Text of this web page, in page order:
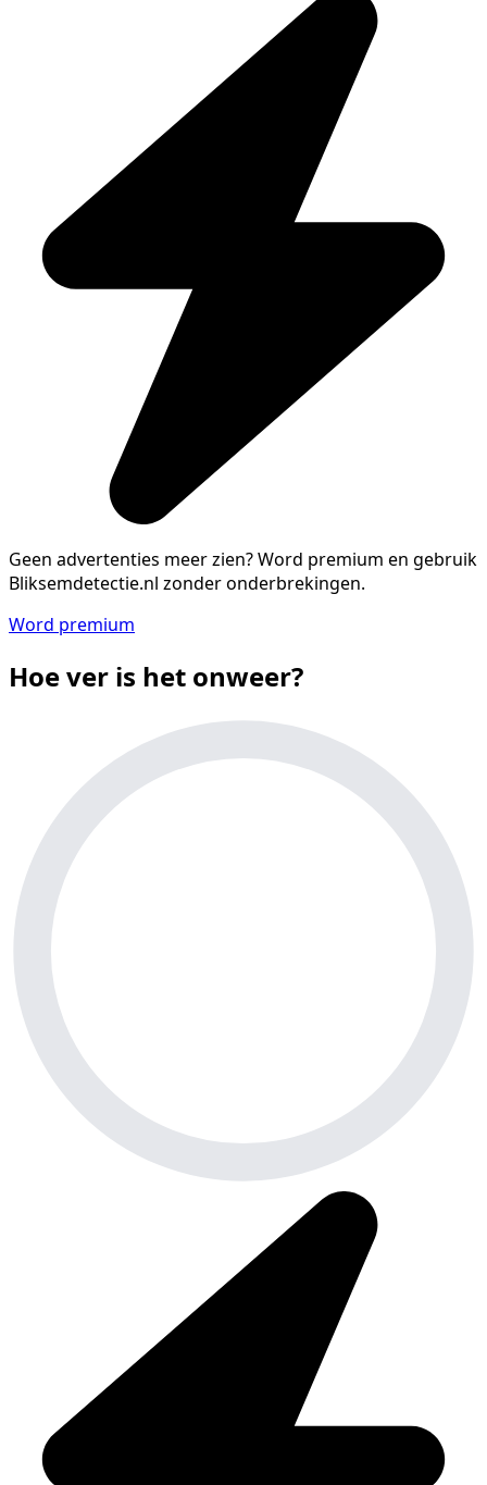
Geen advertenties meer zien?Word premium en gebruik
Bliksemdetectie.nl zonder onderbrekingen.
Word premium
Hoe ver is het onweer?